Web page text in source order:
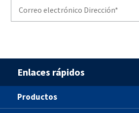
Enlaces rápidos
Productos